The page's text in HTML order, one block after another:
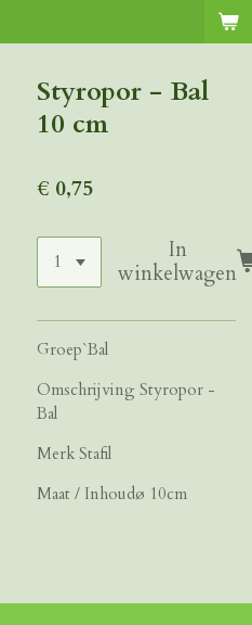
Styropor - Bal
10 cm
€ 0,75
In
winkelwagen
Groep`Bal
Omschrijving Styropor -
Bal
Merk Stafil
Maat / Inhoudø 10cm